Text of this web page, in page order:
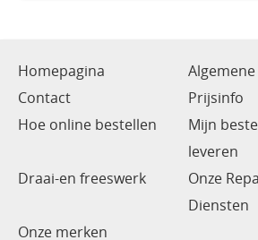
Homepagina
Contact
Prijsinfo
Hoe online bestellen
Mijn
leveren
Draai-en freeswerk
Onze
Diensten
Onze merken